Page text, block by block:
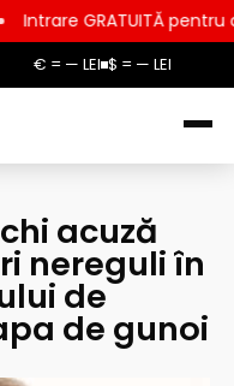
€ = — LEI $ = — LEI
pentru copii, elevi și
acuză
nereguli în
de
de gunoi